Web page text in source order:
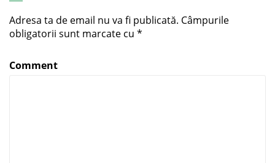
Adresa ta de email nu va fi publicată. Câmpurile
obligatorii sunt marcate cu *
Comment